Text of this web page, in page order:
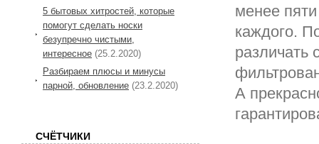
менее
каждого.
различать
А
5 бытовых хитростей, которые
помогут сделать носки
безупречно чистыми,
интересное (25.2.2020)
Разбираем плюсы и минусы
парной, обновление (23.2.2020)
СЧЁТЧИКИ